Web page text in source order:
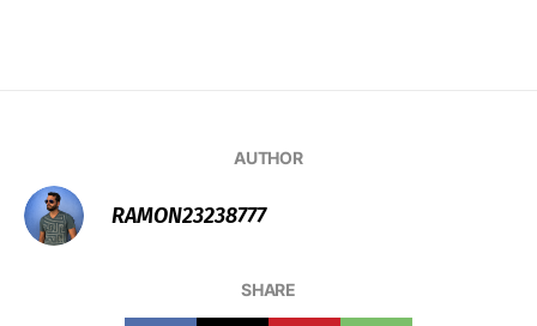
AUTHOR
RAMON23238777
SHARE